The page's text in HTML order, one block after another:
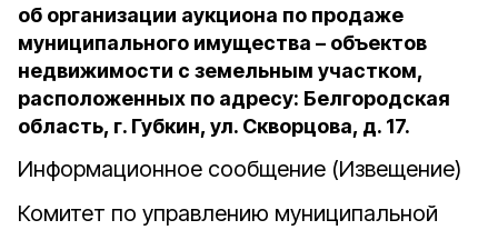
об организации аукциона по продаже
муниципального имущества – объектов
недвижимости с земельным участком,
расположенных по адресу: Белгородская
область, г. Губкин, ул. Скворцова, д. 17.
Информационное сообщение (Извещение)
Комитет по управлению муниципальной